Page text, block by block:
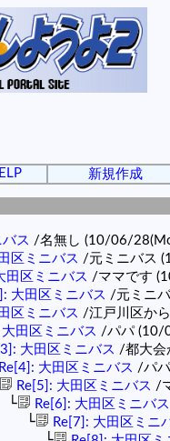
新規作成
ス /名無し (10/06/
区ミニバス /元ミニバス
田区ミニバス /ママです
大田区ミニバス /元ミニ
区ミニバス /江戸川区か
田区ミニバス /パパ (10/
大田区ミニバス /都大会
Re[4]: 大田区ミニバス /パ
Re[5]: 大田区ミニバス /
Re[6]: 大田区ミニバス
Re[7]: 大田区ミニ